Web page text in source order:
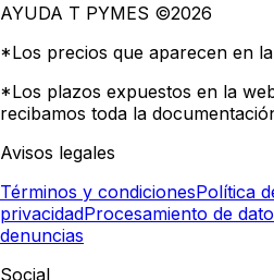
AYUDA T PYMES ©2026
*Los precios que aparecen en
*Los plazos expuestos en la
recibamos toda la
Avisos legales
Términos y condicionesPolítica
privacidadProcesamiento de
denuncias
Social